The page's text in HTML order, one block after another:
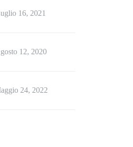
16, 2021
12, 2020
24, 2022